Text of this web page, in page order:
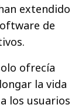
extendido
de
ofrecía
la vida
los usuarios